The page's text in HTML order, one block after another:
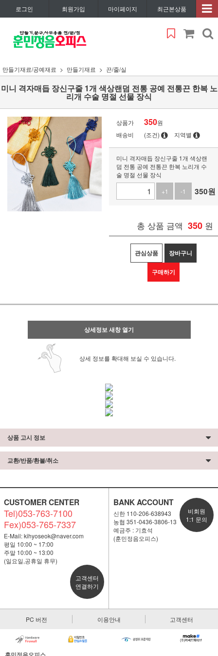
로그인 회원가입 마이페이지 최근본상품
만들기재료/공예재료 만들기재료 끈/줄/실
미니 격자매듭 장신구줄 1개 색상랜덤 전통 공예 전통끈 한복 노
리개 수술 명절 선물 장식
상품가 350원
배송비
(조건) 지역별
미니 격자매듭 장신구줄 1개 색상랜
덤 전통 공예 전통끈 한복 노리개 수
술 명절 선물 장식
+1
-1 350원
총 상품 금액 350 원
관심상품 장바구니
구매하기
상세정보 새창 열기
상세 정보를 확대해 보실 수 있습니다.
상품 고시 정보
교환/반품/환불/취소
CUSTOMER CENTER
Tel)053-763-7100
Fex)053-765-7337
E-Mail:kihyoseok@naver.com
평일 10:00 ~ 17:00
주말 10:00 ~ 13:00
(일요일,공휴일 휴무)
고객센터
연결하기
BANK ACCOUNT
신한 110-206-638943
농협 351-0436-3806-13
예금주 : 기효석
(훈민정음오피스)
비회원
1:1 문의
PC 버전 이용안내 고객센터